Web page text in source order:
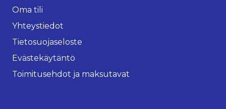
Oma tili
Yhteystiedot
Tietosuojaseloste
Evästekäytäntö
Toimitusehdot ja maksutavat